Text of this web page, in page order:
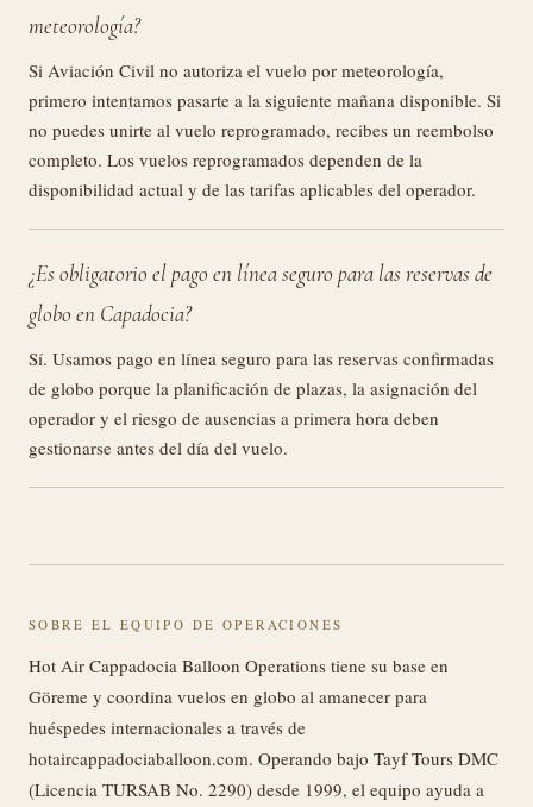
meteorología?
Si Aviación Civil no autoriza el vuelo por meteorología,
primero intentamos pasarte a la siguiente mañana disponible. Si
no puedes unirte al vuelo reprogramado, recibes un reembolso
completo. Los vuelos reprogramados dependen de la
disponibilidad actual y de las tarifas aplicables del operador.
¿Es obligatorio el pago en línea seguro para las reservas de
globo en Capadocia?
Sí. Usamos pago en línea seguro para las reservas confirmadas
de globo porque la planificación de plazas, la asignación del
operador y el riesgo de ausencias a primera hora deben
gestionarse antes del día del vuelo.
SOBRE EL EQUIPO DE OPERACIONES
Hot Air Cappadocia Balloon Operations tiene su base en
Göreme y coordina vuelos en globo al amanecer para
huéspedes internacionales a través de
hotaircappadociaballoon.com. Operando bajo Tayf Tours DMC
(Licencia TURSAB No. 2290) desde 1999, el equipo ayuda a